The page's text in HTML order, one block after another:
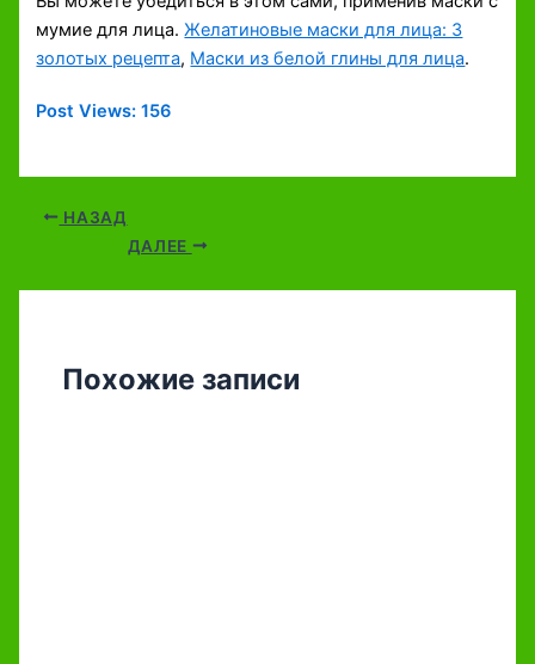
мумие для лица.Желатиновые маски для лица: 3
золотых рецепта, Маски из белой глины для лица.
Post Views: 156
НАЗАД
ДАЛЕЕ
Похожие записи